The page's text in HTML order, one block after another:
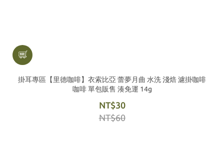
掛耳專區【里德咖啡】衣索比亞 蕾夢月曲 水洗 淺焙 濾掛咖啡
咖啡 單包販售 湊免運 14g
NT$30
NT$60